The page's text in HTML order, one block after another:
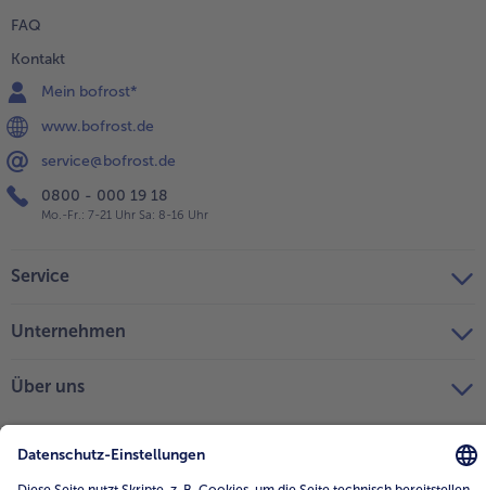
FAQ
Kontakt
Mein bofrost*
www.bofrost.de
service@bofrost.de
0800 - 000 19 18
Mo.-Fr.: 7-21 Uhr Sa: 8-16 Uhr
Service
Unternehmen
Über uns